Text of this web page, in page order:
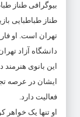
بیوگرافی طناز
تهران است. او
دانشگاه آزاد
این بانوی
ایشان در عرصه
فعالیت دارد.
او تنها یک خواهر